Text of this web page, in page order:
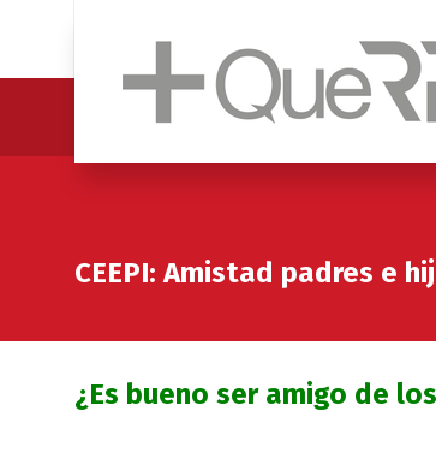
CEEPI: Amistad padres e
¿Es bueno ser amigo de